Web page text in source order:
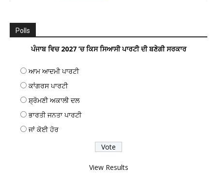
Polls
ਪੰਜਾਬ ਵਿਚ 2027 ’ਚ ਕਿਸ ਸਿਆਸੀ ਪਾਰਟੀ ਦੀ ਬਣੇਗੀ ਸਰਕਾਰ
ਆਮ ਆਦਮੀ ਪਾਰਟੀ
ਕਾਂਗਰਸ ਪਾਰਟੀ
ਸ਼੍ਰੋਮਣੀ ਅਕਾਲੀ ਦਲ
ਭਾਰਤੀ ਜਨਤਾ ਪਾਰਟੀ
ਜਾਂ ਕੋਈ ਹੋਰ
View Results